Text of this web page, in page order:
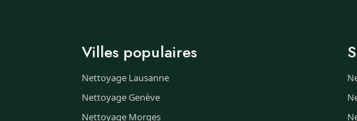
Villes populaires
Nettoyage Lausanne
Nettoyage Genève
Nettoyage Morges